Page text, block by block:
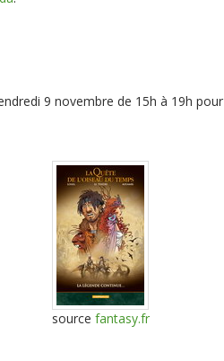
9 novembre de 15h à 19h pour
source fantasy.fr